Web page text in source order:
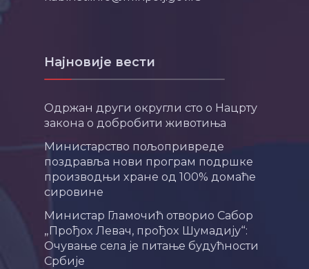
Најновије вести
Одржан други округли сто о Нацрту
закона о добробити животиња
Министарство пољопривреде
поздравља нови програм подршке
производњи хране од 100% домаће
сировине
Министар Гламочић отворио Сабор
„Прођох Левач, прођох Шумадију“:
Очување села је питање будућности
Србије